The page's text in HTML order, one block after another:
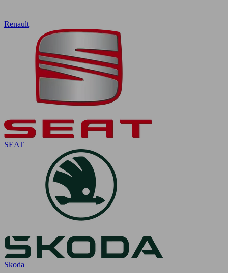
Renault
SEAT
Skoda